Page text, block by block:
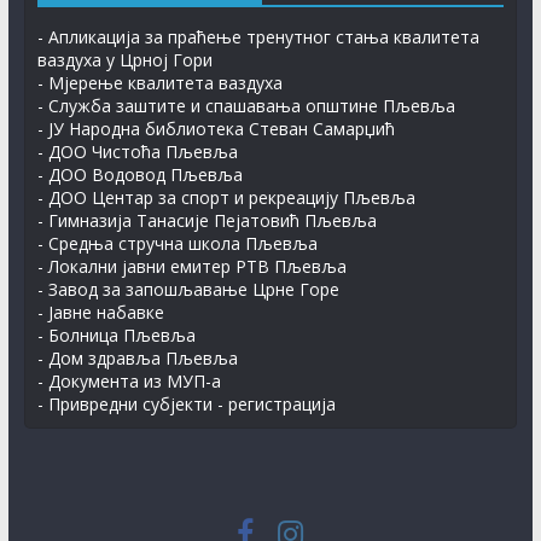
- Апликација за праћење тренутног стања квалитета
ваздуха у Црној Гори
- Мјерење квалитета ваздуха
- Служба заштите и спашавања општине Пљевља
- ЈУ Народна библиотека Стеван Самарџић
- ДОО Чистоћа Пљевља
- ДОО Водовод Пљевља
- ДОО Центар за спорт и рекреацију Пљевља
- Гимназија Танасије Пејатовић Пљевља
- Средња стручна школа Пљевља
- Локални јавни емитер РТВ Пљевља
- Завод за запошљавање Црне Горе
- Јавне набавке
- Болница Пљевља
- Дом здравља Пљевља
- Документа из МУП-а
- Привредни субјекти - регистрација